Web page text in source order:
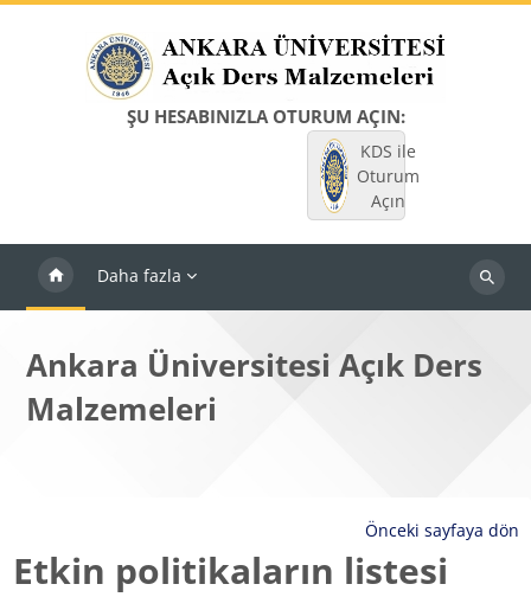
ŞU HESABINIZLA OTURUM AÇIN:
KDS ile
Oturum
Açın
Daha fazla
Dersleri
Ankara Üniversitesi Açık Ders
Malzemeleri
Önceki sayfaya dön
Etkin politikaların listesi